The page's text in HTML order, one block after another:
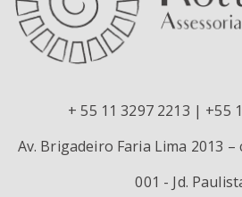
+ 55 11 3297 2213 | +55
Av. Brigadeiro Faria Lima 2013 –
001 - Jd.